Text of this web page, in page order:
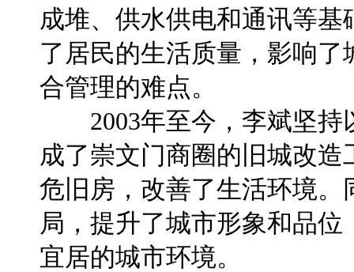
成堆、供水供电和通讯等
了居民的生活质量，影响
合管理的难点。
2003年至今，李斌坚持
成了崇文门商圈的旧城改造
危旧房，改善了生活环境
局，提升了城市形象和品
宜居的城市环境。